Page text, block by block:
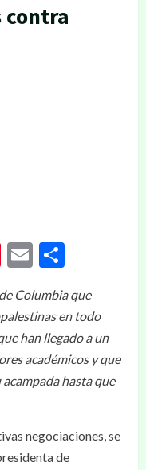
contra
Pinterest
Email
Columbia que
en todo
han llegado a un
académicos y que
hasta que
negociaciones, se
de